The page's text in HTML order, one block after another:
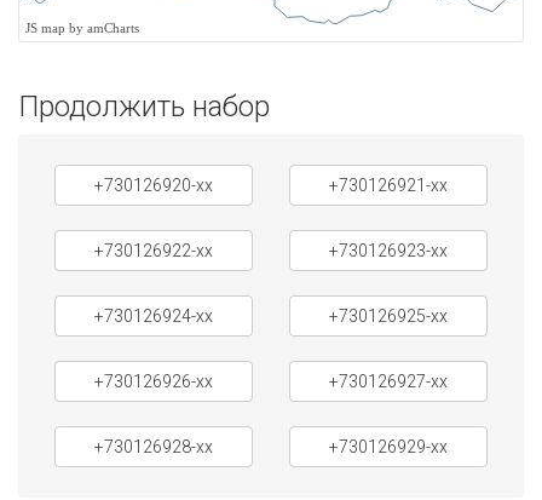
JS map by amCharts
Продолжить набор
+730126920-xx +730126921-xx
+730126922-xx +730126923-xx
+730126924-xx +730126925-xx
+730126926-xx +730126927-xx
+730126928-xx +730126929-xx